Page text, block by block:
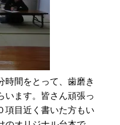
時間をとって、歯磨き
います。皆さん頑張っ
項目近く書いた方もい